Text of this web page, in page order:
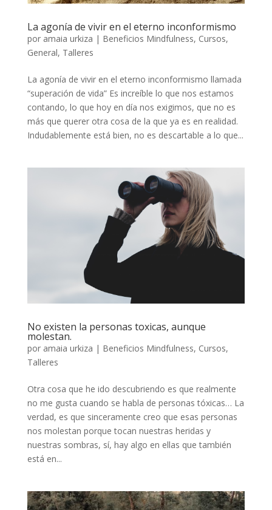
La agonía de vivir en el eterno inconformismo
por amaia urkiza | Beneficios Mindfulness, Cursos,
General, Talleres
La agonía de vivir en el eterno inconformismo llamada
“superación de vida” Es increíble lo que nos estamos
contando, lo que hoy en día nos exigimos, que no es
más que querer otra cosa de la que ya es en realidad.
Indudablemente está bien, no es descartable a lo que...
No existen la personas toxicas, aunque
molestan.
por amaia urkiza | Beneficios Mindfulness, Cursos,
Talleres
Otra cosa que he ido descubriendo es que realmente
no me gusta cuando se habla de personas tóxicas… La
verdad, es que sinceramente creo que esas personas
nos molestan porque tocan nuestras heridas y
nuestras sombras, sí, hay algo en ellas que también
está en...